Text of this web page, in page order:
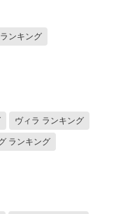
ンキング
ヴィラ ランキング
ランキング